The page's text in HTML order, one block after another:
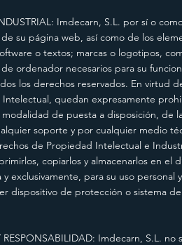
Imdecarn, S.L. por sí o
su página web, así como de los
o textos; marcas o logotipos,
ordenador necesarios para su
los derechos reservados. En virtud
quedan expresamente
de puesta a disposición,
soporte y por cualquier medio
de Propiedad Intelectual e
copiarlos y almacenarlos en
exclusivamente, para su uso
dispositivo de protección o sistema
RESPONSABILIDAD: Imdecarn, S.L.